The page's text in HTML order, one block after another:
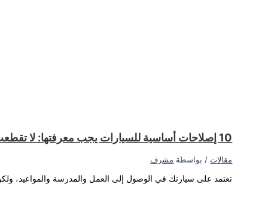
تتمكن من الوصول إلى وجهتك؟